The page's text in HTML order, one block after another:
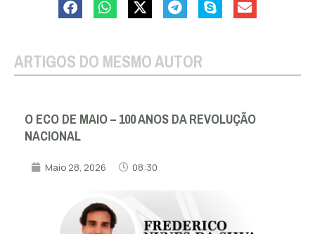
ARTIGOS DO MESMO AUTOR
O ECO DE MAIO – 100 ANOS DA REVOLUÇÃO
NACIONAL
Maio 28, 2026 08:30